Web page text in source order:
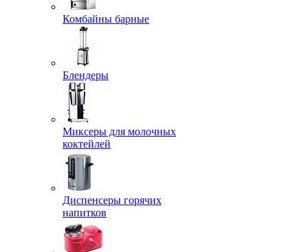
Комбайны барные
Блендеры
Миксеры для молочных
коктейлей
Диспенсеры горячих
напитков